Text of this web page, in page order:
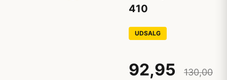
410
UDSALG
92,95
130,00